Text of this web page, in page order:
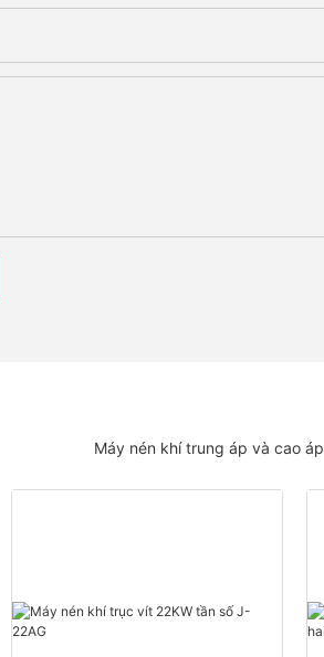
Máy nén khí trung áp và cao áp